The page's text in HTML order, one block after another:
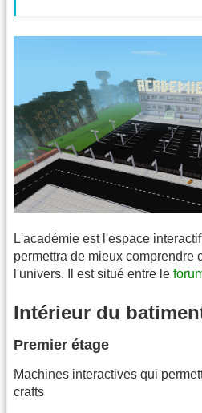
L'académie est l'espace
permettra de mieux comprendre
l'univers. Il est situé entre le
Intérieur du
Premier étage
Machines interactives qui
crafts